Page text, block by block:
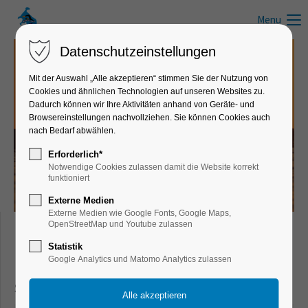
Menu
News zum Schwimmen, Wandern, Laufen, Radfahren und anderen
Freizeitaktivitäten
Infos, Tipps & Tricks
Freizeit- & Sportnews für Schwimmer,
Läufer, Wanderer, Radfahrer und aktive
Sportler
Datenschutzeinstellungen
Mit der Auswahl „Alle akzeptieren“ stimmen Sie der Nutzung von
Cookies und ähnlichen Technologien auf unseren Websites zu.
Dadurch können wir Ihre Aktivitäten anhand von Geräte- und
Browsereinstellungen nachvollziehen. Sie können Cookies auch
nach Bedarf abwählen.
Erforderlich*
Notwendige Cookies zulassen damit die Website korrekt
funktioniert
Externe Medien
Externe Medien wie Google Fonts, Google Maps,
OpenStreetMap und Youtube zulassen
Statistik
Google Analytics und Matomo Analytics zulassen